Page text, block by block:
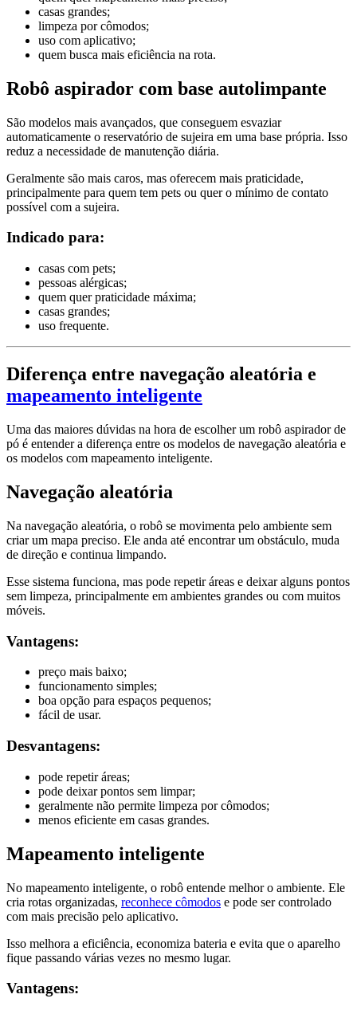
casas grandes;
limpeza por cômodos;
uso com aplicativo;
quem busca mais eficiência na rota.
Robô aspirador com base autolimpante
São modelos mais avançados, que conseguem esvaziar
automaticamente o reservatório de sujeira em uma base própria. Isso
reduz a necessidade de manutenção diária.
Geralmente são mais caros, mas oferecem mais praticidade,
principalmente para quem tem pets ou quer o mínimo de contato
possível com a sujeira.
Indicado para:
casas com pets;
pessoas alérgicas;
quem quer praticidade máxima;
casas grandes;
uso frequente.
Diferença entre navegação aleatória e
mapeamento inteligente
Uma das maiores dúvidas na hora de escolher um robô aspirador de
pó é entender a diferença entre os modelos de navegação aleatória e
os modelos com mapeamento inteligente.
Navegação aleatória
Na navegação aleatória, o robô se movimenta pelo ambiente sem
criar um mapa preciso. Ele anda até encontrar um obstáculo, muda
de direção e continua limpando.
Esse sistema funciona, mas pode repetir áreas e deixar alguns pontos
sem limpeza, principalmente em ambientes grandes ou com muitos
móveis.
Vantagens:
preço mais baixo;
funcionamento simples;
boa opção para espaços pequenos;
fácil de usar.
Desvantagens:
pode repetir áreas;
pode deixar pontos sem limpar;
geralmente não permite limpeza por cômodos;
menos eficiente em casas grandes.
Mapeamento inteligente
No mapeamento inteligente, o robô entende melhor o ambiente. Ele
cria rotas organizadas, reconhece cômodos e pode ser controlado
com mais precisão pelo aplicativo.
Isso melhora a eficiência, economiza bateria e evita que o aparelho
fique passando várias vezes no mesmo lugar.
Vantagens: